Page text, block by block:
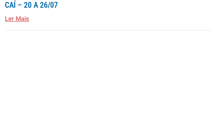
CAÍ – 20 A 26/07
Ler Mais